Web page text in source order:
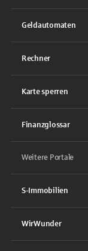
Geldautomaten
Rechner
Karte sperren
Finanzglossar
Weitere Portale
S-Immobilien
WirWunder